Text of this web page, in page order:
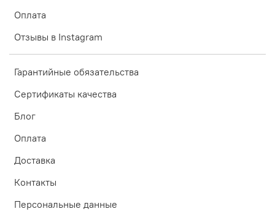
Оплата
Отзывы в Instagram
Гарантийные обязательства
Сертификаты качества
Блог
Оплата
Доставка
Контакты
Персональные данные